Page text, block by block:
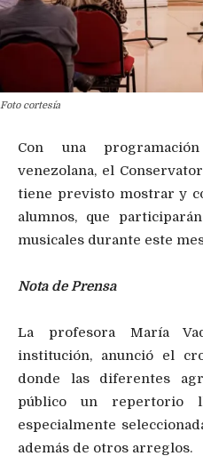
Foto cortesía
Con una
venezolana, el
tiene previsto mostrar y
alumnos, que
musicales durante este
Nota de Prensa
La profesora María
institución, anunció el
donde las diferentes
público un repertorio
especialmente
además de otros arreglos.